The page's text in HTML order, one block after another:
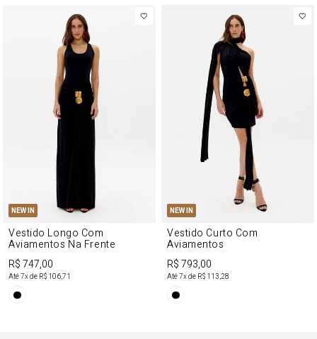
NEW IN
Vestido Longo Com
Aviamentos Na Frente
R$ 747,00
Até7x de R$ 106,71
NEW IN
Vestido Curto Com
Aviamentos
R$ 793,00
Até7x de R$ 113,28